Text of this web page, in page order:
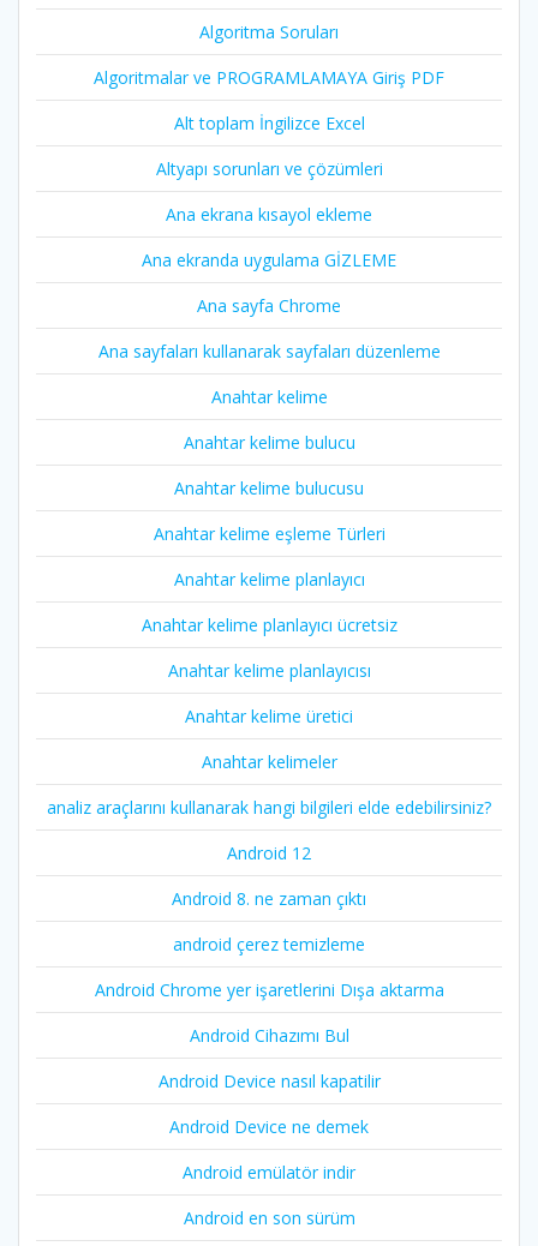
Algoritma Soruları
Algoritmalar ve PROGRAMLAMAYA Giriş PDF
Alt toplam İngilizce Excel
Altyapı sorunları ve çözümleri
Ana ekrana kısayol ekleme
Ana ekranda uygulama GİZLEME
Ana sayfa Chrome
Ana sayfaları kullanarak sayfaları düzenleme
Anahtar kelime
Anahtar kelime bulucu
Anahtar kelime bulucusu
Anahtar kelime eşleme Türleri
Anahtar kelime planlayıcı
Anahtar kelime planlayıcı ücretsiz
Anahtar kelime planlayıcısı
Anahtar kelime üretici
Anahtar kelimeler
analiz araçlarını kullanarak hangi bilgileri elde edebilirsiniz?
Android 12
Android 8. ne zaman çıktı
android çerez temizleme
Android Chrome yer işaretlerini Dışa aktarma
Android Cihazımı Bul
Android Device nasıl kapatilir
Android Device ne demek
Android emülatör indir
Android en son sürüm